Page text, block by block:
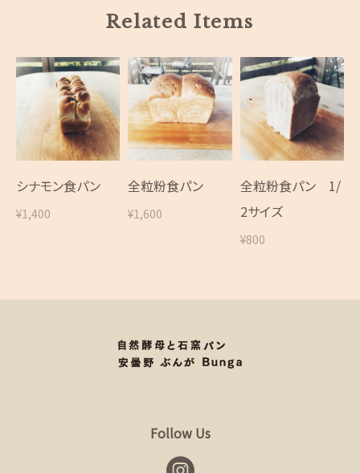
Related Items
シナモン食パン
¥1,400
全粒粉食パン
¥1,600
全粒粉食パン 1/
2サイズ
¥800
Follow Us